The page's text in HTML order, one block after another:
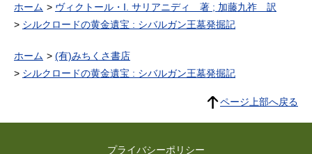
ホーム
ヴィクトール・I. サリアニディ 著 ; 加藤九祚 訳
シルクロードの黄金遺宝 : シバルガン王墓発掘記
ホーム
(有)みちくさ書店
シルクロードの黄金遺宝 : シバルガン王墓発掘記
ページ上部へ戻る
プライバシーポリシー